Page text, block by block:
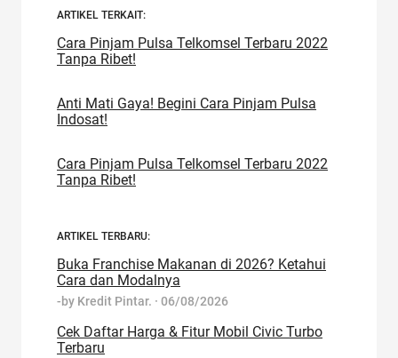
ARTIKEL TERKAIT:
Cara Pinjam Pulsa Telkomsel Terbaru 2022
Tanpa Ribet!
Anti Mati Gaya! Begini Cara Pinjam Pulsa
Indosat!
Cara Pinjam Pulsa Telkomsel Terbaru 2022
Tanpa Ribet!
ARTIKEL TERBARU:
Buka Franchise Makanan di 2026? Ketahui
Cara dan Modalnya
-by Kredit Pintar. · 06/08/2026
Cek Daftar Harga & Fitur Mobil Civic Turbo
Terbaru